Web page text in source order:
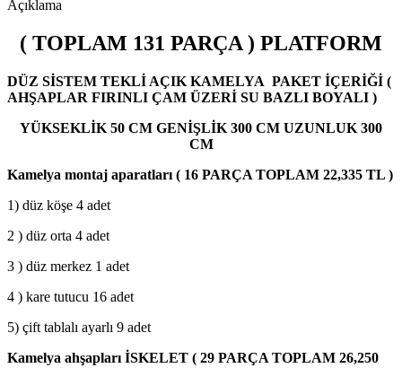
adet
Açıklama
( TOPLAM 131 PARÇA ) PLATFORM
DÜZ SİSTEM TEKLİ AÇIK KAMELYA PAKET İÇERİĞİ (
AHŞAPLAR FIRINLI ÇAM ÜZERİ SU BAZLI BOYALI )
YÜKSEKLİK 50 CM GENİŞLİK 300 CM UZUNLUK 300
CM
Kamelya montaj aparatları ( 16 PARÇA TOPLAM 22,335 TL )
1) düz köşe 4 adet
2 ) düz orta 4 adet
3 ) düz merkez 1 adet
4 ) kare tutucu 16 adet
5) çift tablalı ayarlı 9 adet
Kamelya ahşapları İSKELET ( 29 PARÇA TOPLAM 26,250